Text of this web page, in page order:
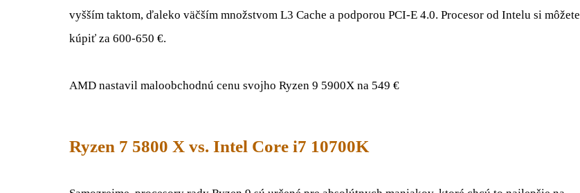
vyšším taktom, ďaleko väčším množstvom L3 Cache a podporou PCI-E 4.0. Procesor od Intelu si môžete
kúpiť za 600-650 €.
AMD nastavil maloobchodnú cenu svojho Ryzen 9 5900X na 549 €
Ryzen 7 5800 X vs. Intel Core i7 10700K